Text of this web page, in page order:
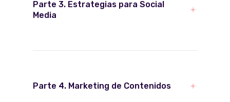
Parte 3. Estrategias para Social
Media
Parte 4. Marketing de Contenidos